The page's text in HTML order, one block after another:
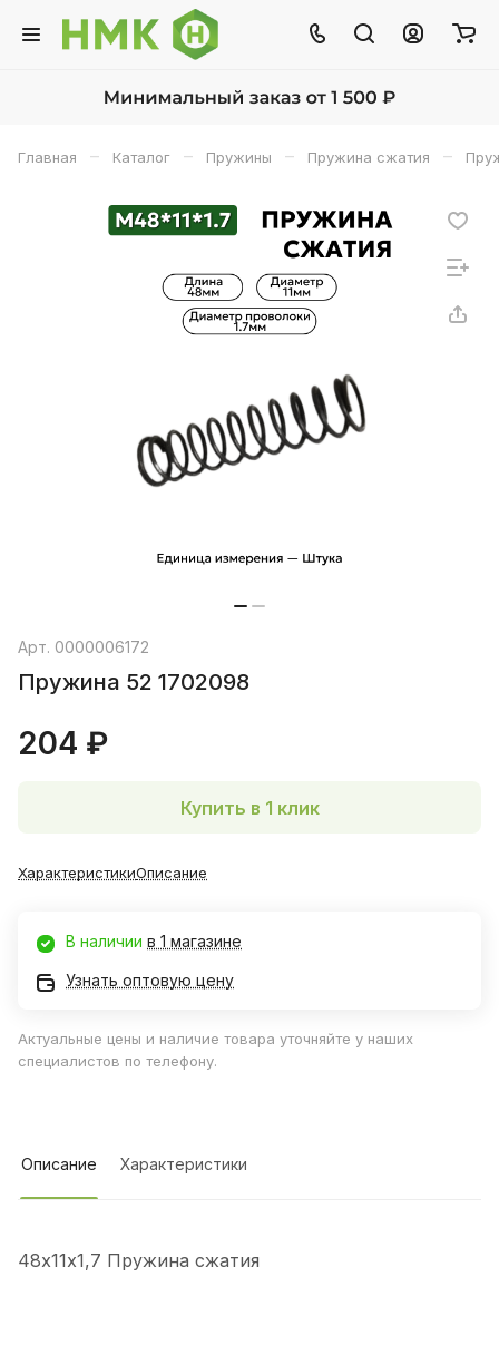
Главная – Каталог – Пружины – Пружина сжатия –
Арт. 0000006172
Пружина 52 1702098
204 ₽
Купить в 1 клик
ХарактеристикиОписание
В наличии в 1 магазине
Узнать оптовую цену
Актуальные цены и наличие товара уточняйте у наших
специалистов по телефону.
Описание Характеристики
48х11х1,7 Пружина сжатия